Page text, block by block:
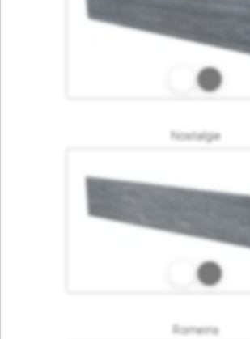
Nostalgie
Romeins